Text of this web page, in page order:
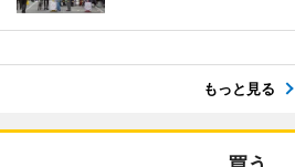
もっと見る